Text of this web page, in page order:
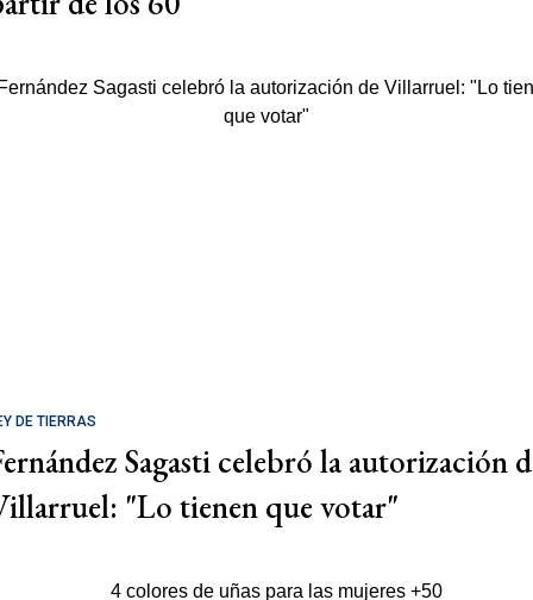
DE TIERRAS
Sagasti celebró la autorización
"Lo tienen que votar"